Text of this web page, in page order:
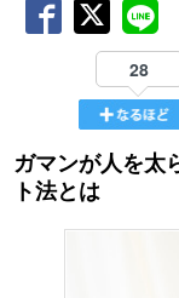
28
ガマンが人を太
ト法とは